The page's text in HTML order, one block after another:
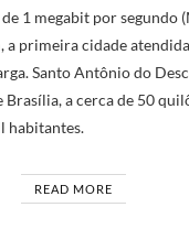
1 megabit por segundo
a primeira cidade
Santo Antônio do
Brasília, a cerca de 50
habitantes.
READ MORE